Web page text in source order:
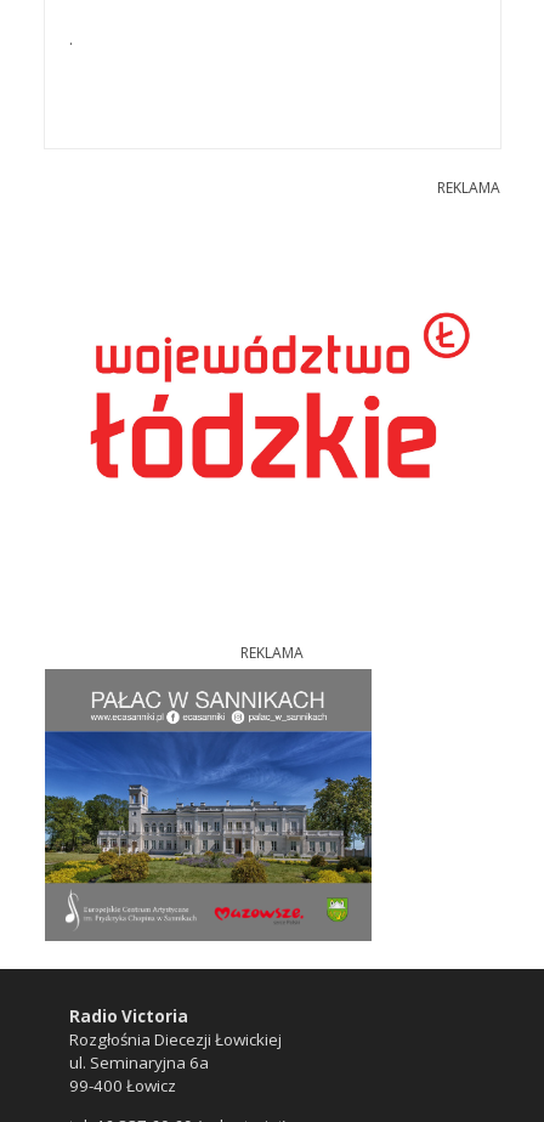
.
REKLAMA
REKLAMA
Radio Victoria
Rozgłośnia Diecezji Łowickiej
ul. Seminaryjna 6a
99-400 Łowicz